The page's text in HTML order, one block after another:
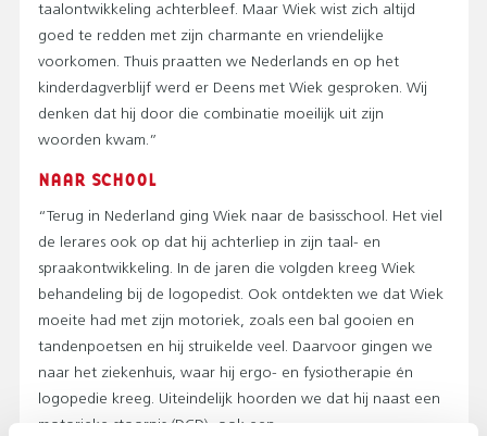
taalontwikkeling achterbleef. Maar Wiek wist zich altijd
goed te redden met zijn charmante en vriendelijke
voorkomen. Thuis praatten we Nederlands en op het
kinderdagverblijf werd er Deens met Wiek gesproken. Wij
denken dat hij door die combinatie moeilijk uit zijn
woorden kwam.”
NAAR SCHOOL
“Terug in Nederland ging Wiek naar de basisschool. Het viel
de lerares ook op dat hij achterliep in zijn taal- en
spraakontwikkeling. In de jaren die volgden kreeg Wiek
behandeling bij de logopedist. Ook ontdekten we dat Wiek
moeite had met zijn motoriek, zoals een bal gooien en
tandenpoetsen en hij struikelde veel. Daarvoor gingen we
naar het ziekenhuis, waar hij ergo- en fysiotherapie én
logopedie kreeg. Uiteindelijk hoorden we dat hij naast een
motorieke stoornis (DCD), ook een